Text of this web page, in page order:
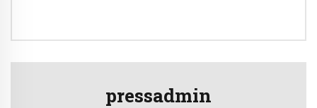
pressadmin